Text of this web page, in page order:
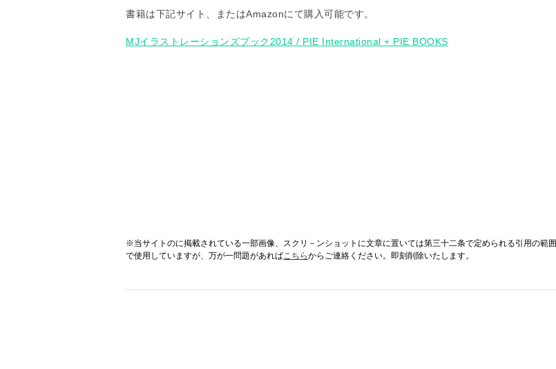
書籍は下記サイト、またはAmazonにて購入可能です。
MJイラストレーションズブック2014 / PIE International + PIE BOOKS
※当サイトのに掲載されている一部画像、スクリ－ンショットに文章に置いては第三十二条で定められる引用の範囲
で使用していますが、万が一問題があればこちらからご連絡ください。即刻削除いたします。